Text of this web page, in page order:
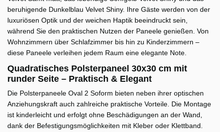
beruhigende Dunkelblau Velvet Shiny. Ihre Gäste werden von der
luxuriösen Optik und der weichen Haptik beeindruckt sein,
während Sie den praktischen Nutzen der Paneele genießen. Von
Wohnzimmern über Schlafzimmer bis hin zu Kinderzimmern –
diese Paneele verleihen jedem Raum eine elegante Note.
Quadratisches Polsterpaneel 30x30 cm mit
runder Seite – Praktisch & Elegant
Die Polsterpaneele Oval 2 Soform bieten neben ihrer optischen
Anziehungskraft auch zahlreiche praktische Vorteile. Die Montage
ist kinderleicht und erfolgt ohne Beschädigungen an der Wand,
dank der Befestigungsmöglichkeiten mit Kleber oder Klettband.